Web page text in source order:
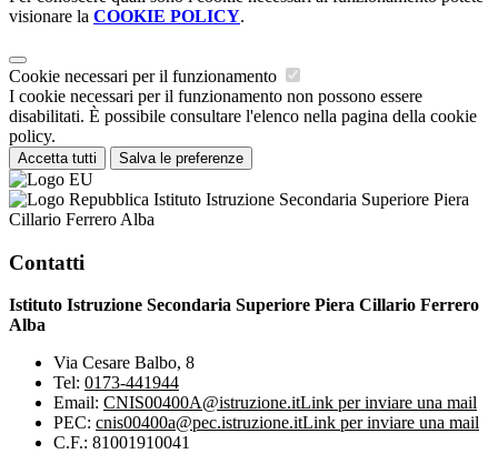
visionare la COOKIE POLICY.
Cookie necessari per il funzionamento
I cookie necessari per il funzionamento non possono essere
disabilitati. È possibile consultare l'elenco nella pagina della cookie
policy.
Accetta tutti Salva le preferenze
Istituto Istruzione Secondaria Superiore Piera
Cillario Ferrero Alba
Contatti
Istituto Istruzione Secondaria Superiore Piera Cillario Ferrero
Alba
Via Cesare Balbo, 8
Tel: 0173-441944
Email: CNIS00400A@istruzione.itLink per inviare una mail
PEC: cnis00400a@pec.istruzione.itLink per inviare una mail
C.F.: 81001910041